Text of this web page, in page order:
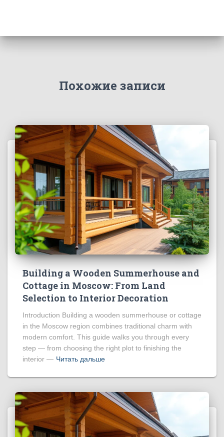
Похожие записи
Building a Wooden Summerhouse and
Cottage in Moscow: From Land
Selection to Interior Decoration
Introduction Building a wooden summerhouse or cottage
in the Moscow region combines traditional charm with
modern comfort. This guide walks you through every
step — from choosing the right plot to finishing the
interior — Читать дальше